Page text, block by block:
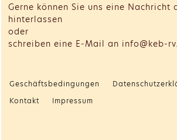
Gerne können Sie uns eine Nachricht
hinterlassen
oder
schreiben eine E-Mail an info@keb-
Geschäftsbedingungen
Kontakt
Impressum